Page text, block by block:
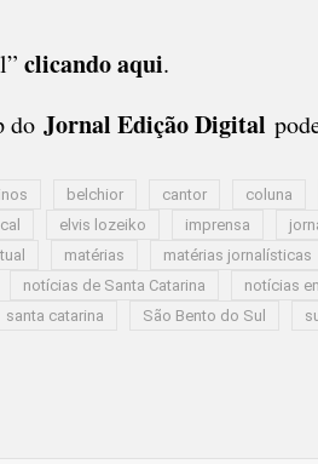
clicando aqui.
do Jornal Edição Digital
belchior cantor coluna
elvis lozeiko imprensa
matérias matérias jornalísticas
notícias de Santa Catarina notícias
santa catarina São Bento do Sul